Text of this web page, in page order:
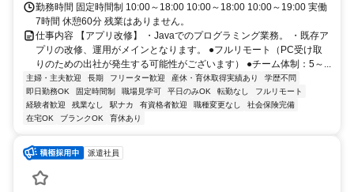
勤務時間 固定時間制 10:00～18:00 10:00～18:00 10:00～19:00 実働
7時間 休憩60分 残業はありません。
仕事内容 【アプリ改修】 ・Javaでのプログラミング業務。 ・既存ア
プリの改修、運用がメインとなります。 ●フルリモート（PC受け取
りのための出社が発生する可能性がございます） ●チーム体制：5～...
主婦・主夫歓迎 長期 フリーター歓迎 産休・育休取得実績あり
学歴不問
即日勤務OK
固定時間制 職場見学可 平日のみOK 転勤なし
フルリモート
経験者歓迎
残業なし 駅ナカ 有資格者歓迎 職種変更なし
社会保険完備
在宅OK
ブランクOK 育休あり
派遣社員